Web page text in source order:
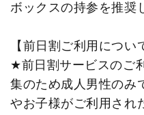
ボックスの持参を推奨
【前日割ご利用につい
★前日割サービスのご
集のため成人男性のみ
やお子様がご利用され